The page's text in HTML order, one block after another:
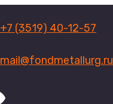
+7 (3519) 40-12-57
mail@fondmetallurg.ru